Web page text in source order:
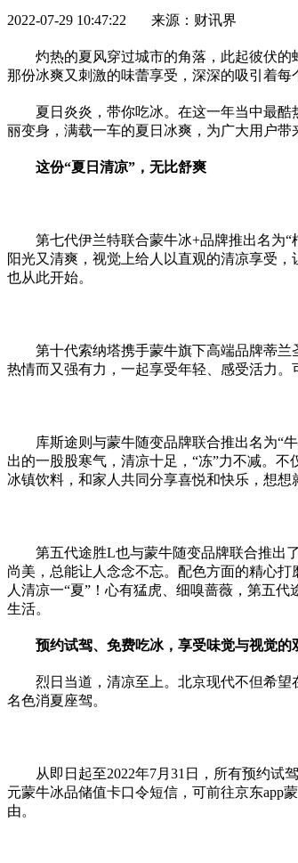
2022-07-29 10:47:22 来源：财讯界
灼热的夏风穿过城市的角落，此起彼伏
那份冰爽又刺激的味蕾享受，深深的吸引着每
夏日炎炎，带你吃冰。在这一年当中最
丽变身，满载一车的夏日冰爽，为广大用户带
这份“夏日清凉”，无比舒爽
第七代伊兰特联合蒙牛冰+品牌推出名为
阳光又清爽，视觉上给人以直观的清凉享受
也从此开始。
第十代索纳塔携手蒙牛旗下高端品牌蒂
热情而又强有力，一起享受年轻、感受活力
库斯途则与蒙牛随变品牌联合推出名为“
出的一股股寒气，清凉十足，“冻”力不减。
冰镇饮料，和家人共同分享喜悦和快乐，想
第五代途胜L也与蒙牛随变品牌联合推出
尚美，总能让人念念不忘。配色方面的精心
人清凉一“夏”！心有猛虎、细嗅蔷薇，第五代
生活。
预约试驾、免费吃冰，享受味觉与视觉的
烈日当道，清凉至上。北京现代不但希
名色消夏座驾。
从即日起至2022年7月31日，所有预约试
元蒙牛冰品储值卡口令短信，可前往京东app
由。